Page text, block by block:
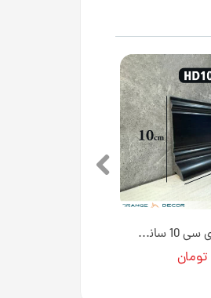
قرنیز پی وی سی 10 سانتی متری رنگ مشکی کد HD109 [انبار تهران]